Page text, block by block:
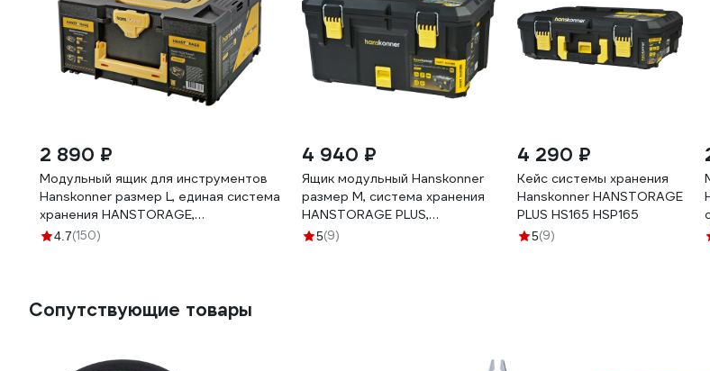
2 890 ₽
Модульный ящик для инструментов
Hanskonner размер L, единая система
хранения HANSTORAGE,
395.5x295.5x185 мм HS185P
4.7(150)
4 940 ₽
Ящик модульный Hanskonner
размер M, система хранения
HANSTORAGE PLUS,
525x373x280мм HSP280
5(9)
4 290 ₽
Кейс системы хранения
Hanskonner HANSTORAGE
PLUS HS165 HSP165
5(9)
Сопутствующие товары